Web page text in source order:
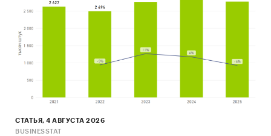
СТАТЬЯ, 4 АВГУСТА 2026
BUSINESSTAT